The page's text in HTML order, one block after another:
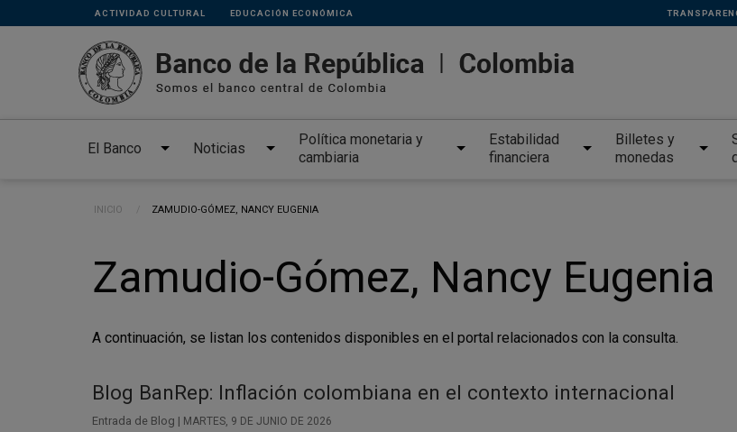
Pasar al contenido principal
Links
secundarios
ACTIVIDAD CULTURAL EDUCACIÓN ECONÓMICA
El Banco Noticias
Política monetaria y
cambiaria
Estabilidad
financiera
Billetes y
monedas
Ruta de navegación
INICIO CURRENT:
ZAMUDIO-GÓMEZ, NANCY EUGENIA
Zamudio-Gómez, Nancy Eugenia
A continuación, se listan los contenidos disponibles en el portal relacionados con la consulta.
Blog BanRep: Inflación colombiana en el contexto internacional
Entrada de Blog | MARTES, 9 DE JUNIO DE 2026